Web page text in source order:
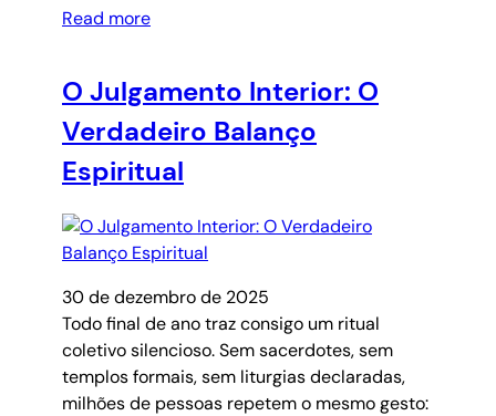
Read more
O Julgamento Interior: O
Verdadeiro Balanço
Espiritual
30 de dezembro de 2025
Todo final de ano traz consigo um ritual
coletivo silencioso. Sem sacerdotes, sem
templos formais, sem liturgias declaradas,
milhões de pessoas repetem o mesmo gesto: